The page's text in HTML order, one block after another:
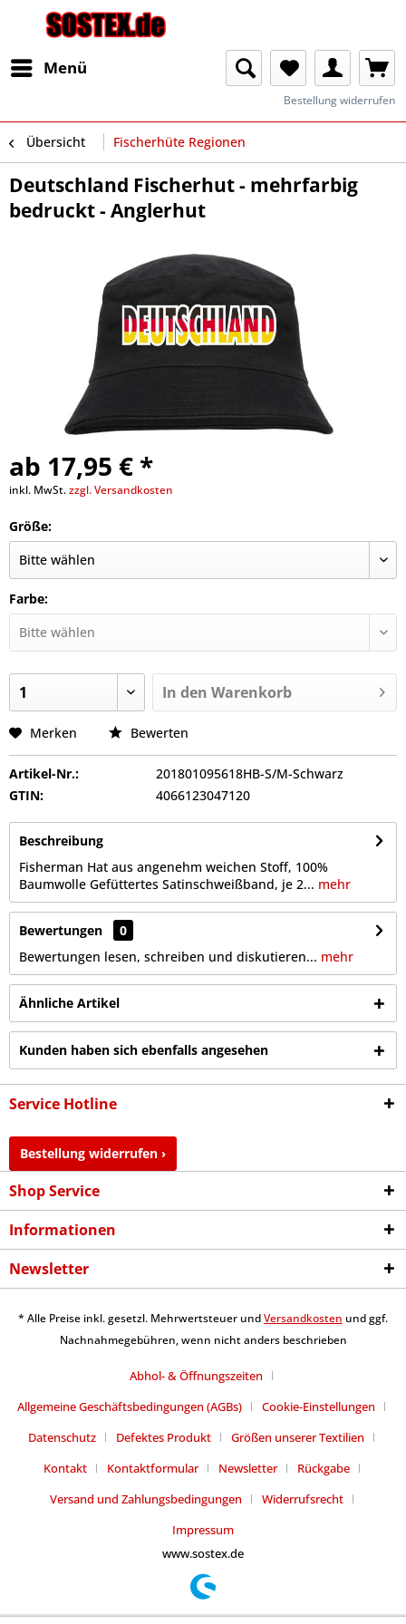
Menü
Bestellung widerrufen
Übersicht Fischerhüte Regionen
Deutschland Fischerhut - mehrfarbig
bedruckt - Anglerhut
ab 17,95 € *
inkl. MwSt.zzgl. Versandkosten
Größe:
Farbe:
In den Warenkorb
Merken Bewerten
Artikel-Nr.:
201801095618HB-S/M-Schwarz
GTIN:
4066123047120
Beschreibung
Fisherman Hat aus angenehm weichen Stoff, 100%
Baumwolle Gefüttertes Satinschweißband, je 2... mehr
Bewertungen
0
Bewertungen lesen, schreiben und diskutieren... mehr
Ähnliche Artikel
Kunden haben sich ebenfalls angesehen
Service Hotline
Bestellung widerrufen ›
Shop Service
Informationen
Newsletter
* Alle Preise inkl. gesetzl. Mehrwertsteuer undVersandkosten und ggf.
Nachnahmegebühren, wenn nicht anders beschrieben
Abhol- & Öffnungszeiten
Allgemeine Geschäftsbedingungen (AGBs)
Cookie-Einstellungen
Datenschutz
Defektes Produkt
Größen unserer Textilien
Kontakt
Kontaktformular Newsletter
Rückgabe
Versand und Zahlungsbedingungen
Widerrufsrecht
Impressum
www.sostex.de